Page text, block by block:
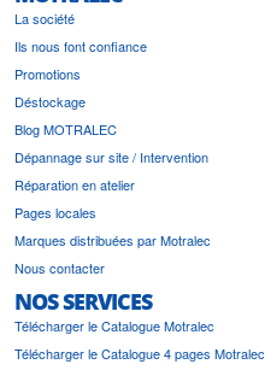
La société
Ils nous font confiance
Promotions
Déstockage
Blog MOTRALEC
Dépannage sur site / Intervention
Réparation en atelier
Pages locales
Marques distribuées par Motralec
Nous contacter
NOS SERVICES
Télécharger le Catalogue Motralec
Télécharger le Catalogue 4 pages Motralec